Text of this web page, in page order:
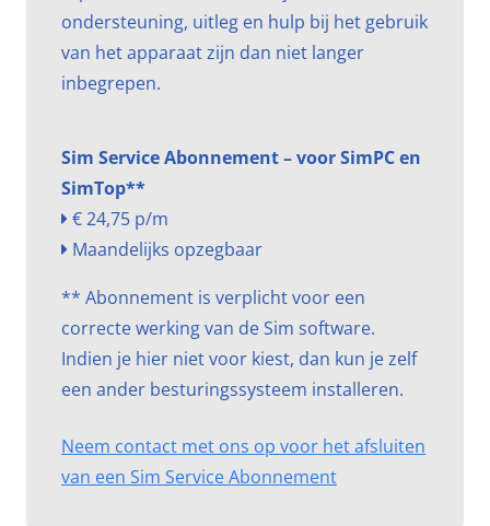
ondersteuning, uitleg en hulp bij het gebruik
van het apparaat zijn dan niet langer
inbegrepen.
Sim Service Abonnement – voor SimPC en
SimTop**
€ 24,75 p/m
Maandelijks opzegbaar
** Abonnement is verplicht voor een
correcte werking van de Sim software.
Indien je hier niet voor kiest, dan kun je zelf
een ander besturingssysteem installeren.
Neem contact met ons op voor het afsluiten
van een Sim Service Abonnement